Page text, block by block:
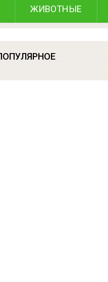
ЖИВОТНЫЕ